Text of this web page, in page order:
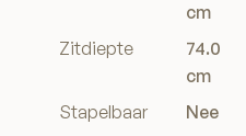
cm
Zitdiepte
74.0
cm
Stapelbaar
Nee